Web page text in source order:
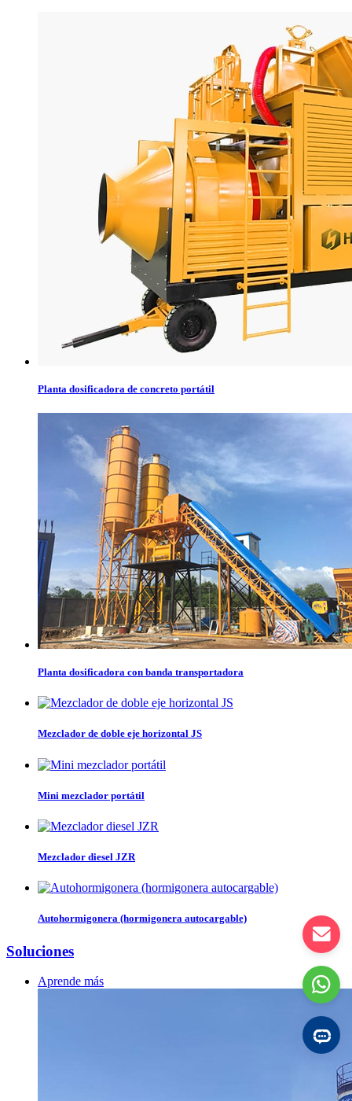
Planta dosificadora de concreto portátil
Planta dosificadora con banda transportadora
Mezclador de doble eje horizontal JS
Mini mezclador portátil
Mezclador diesel JZR
Autohormigonera (hormigonera autocargable)
Soluciones
Aprende más